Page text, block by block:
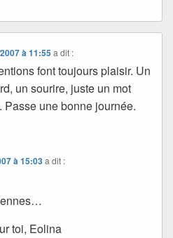
à 11:55 a dit :
font toujours plaisir. Un
un sourire, juste un mot
Passe une bonne journée.
à 15:03a dit :
toi, Eolina